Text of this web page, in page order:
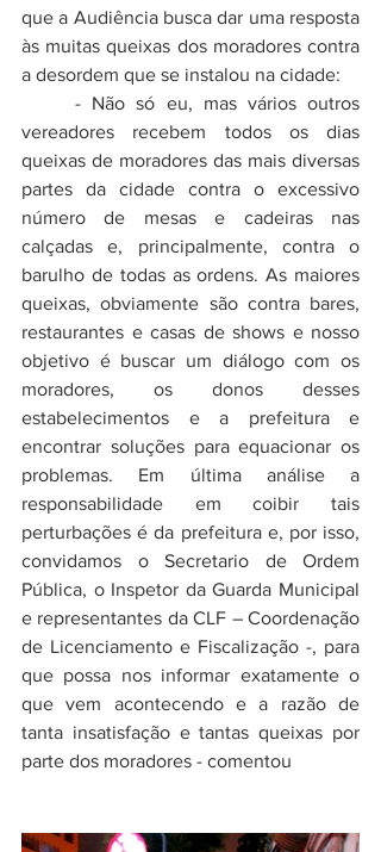
que a Audiência busca dar uma resposta
às muitas queixas dos moradores contra
a desordem que se instalou na cidade:
	- Não só eu, mas vários outros
vereadores recebem todos os dias
queixas de moradores das mais diversas
partes da cidade contra o excessivo
número de mesas e cadeiras nas
calçadas e, principalmente, contra o
barulho de todas as ordens. As maiores
queixas, obviamente são contra bares,
restaurantes e casas de shows e nosso
objetivo é buscar um diálogo com os
moradores, os donos desses
estabelecimentos e a prefeitura e
encontrar soluções para equacionar os
problemas. Em última análise a
responsabilidade em coibir tais
perturbações é da prefeitura e, por isso,
convidamos o Secretario de Ordem
Pública, o Inspetor da Guarda Municipal
e representantes da CLF – Coordenação
de Licenciamento e Fiscalização -, para
que possa nos informar exatamente o
que vem acontecendo e a razão de
tanta insatisfação e tantas queixas por
parte dos moradores - comentou